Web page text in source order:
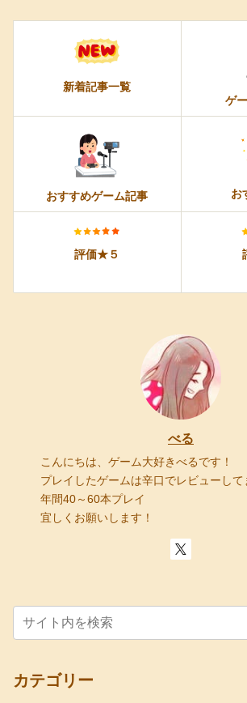
新着記事一覧
ゲ
おすすめゲーム記事 お
評価★５
べる
こんにちは、ゲーム大好きべるです！
プレイしたゲームは辛口でレビューして
年間40～60本プレイ
宜しくお願いします！
カテゴリー